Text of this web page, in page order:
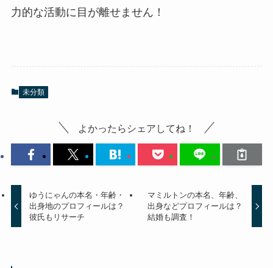
力的な活動に目が離せません！
未分類
よかったらシェアしてね！
ゆうにゃんの本名・年齢・
出身地のプロフィールは？
彼氏もリサーチ
マミルトンの本名、年齢、
出身などプロフィールは？
結婚も調査！